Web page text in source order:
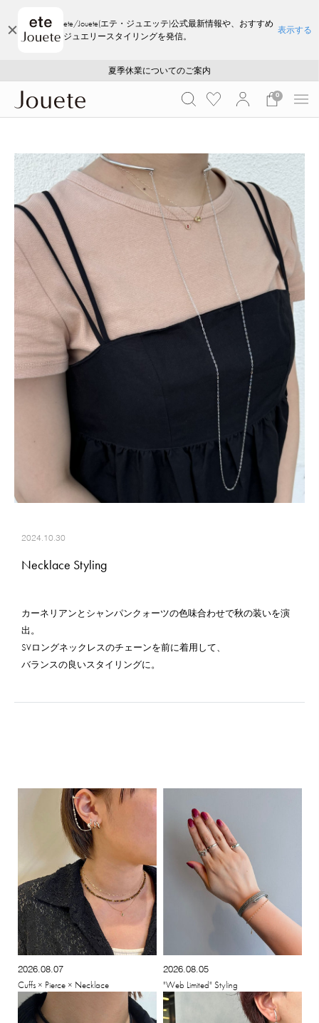
ete/Jouete(エテ・ジュエッテ)公式最新情報や、おすすめ
ジュエリースタイリングを発信。
表示する
採用のご案内
ご注文いただいたお品物のお届け状況について
夏季休業についてのご案内
WEB LIMITED ITEMS >>
採用のご案内
ご注文いただいたお品物のお届け状況について
0
2024.10.30
Necklace Styling
カーネリアンとシャンパンクォーツの色味合わせで秋の装いを演
出。
SVロングネックレスのチェーンを前に着用して、
バランスの良いスタイリングに。
2026.08.07
Cuffs × Pierce × Necklace
2026.08.05
"Web Limited" Styling